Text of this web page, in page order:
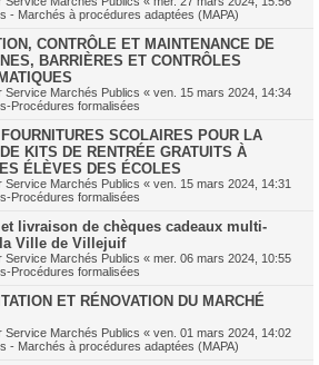
- Marchés à procédures adaptées (MAPA)
CONTRÔLE ET MAINTENANCE DE
BARRIÈRES ET CONTRÔLES
Service Marchés Publics « ven. 15 mars 2024, 14:34
Procédures formalisées
SCOLAIRES POUR LA
KITS DE RENTRÉE GRATUITS À
ÉLÈVES DES ÉCOLES
Service Marchés Publics « ven. 15 mars 2024, 14:31
Procédures formalisées
livraison de chèques cadeaux multi-
Ville de Villejuif
Service Marchés Publics « mer. 06 mars 2024, 10:55
Procédures formalisées
ET RÉNOVATION DU MARCHÉ
Service Marchés Publics « ven. 01 mars 2024, 14:02
- Marchés à procédures adaptées (MAPA)